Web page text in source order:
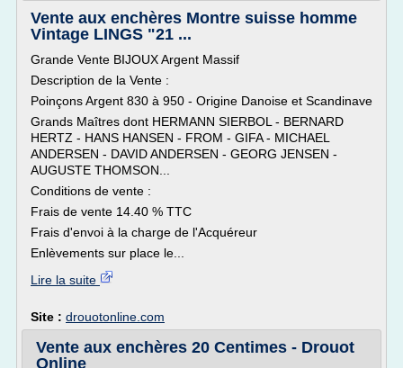
Vente aux enchères Montre suisse homme
Vintage LINGS "21 ...
Grande Vente BIJOUX Argent Massif
Description de la Vente :
Poinçons Argent 830 à 950 - Origine Danoise et Scandinave
Grands Maîtres dont HERMANN SIERBOL - BERNARD
HERTZ - HANS HANSEN - FROM - GIFA - MICHAEL
ANDERSEN - DAVID ANDERSEN - GEORG JENSEN -
AUGUSTE THOMSON...
Conditions de vente :
Frais de vente 14.40 % TTC
Frais d'envoi à la charge de l'Acquéreur
Enlèvements sur place le...
Lire la suite
Site : drouotonline.com
Vente aux enchères 20 Centimes - Drouot
Online